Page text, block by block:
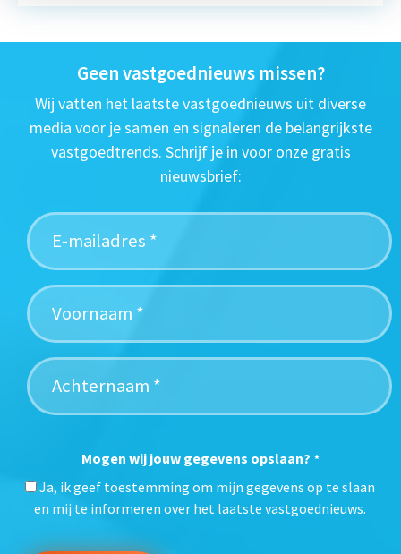
Geen vastgoednieuws missen?
Wij vatten het laatste vastgoednieuws uit diverse
media voor je samen en signaleren de belangrijkste
vastgoedtrends. Schrijf je in voor onze gratis
nieuwsbrief:
Mogen wij jouw gegevens opslaan? *
Ja, ik geef toestemming om mijn gegevens op te slaan
en mij te informeren over het laatste vastgoednieuws.